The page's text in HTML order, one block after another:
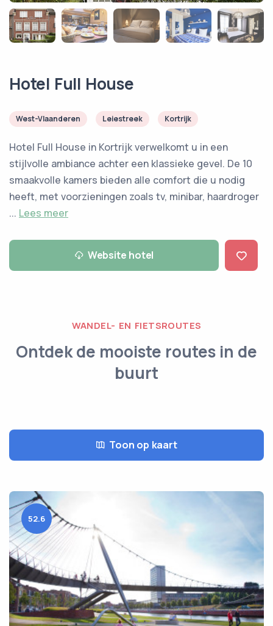
Hotel Full House
West-Vlaanderen Leiestreek Kortrijk
Hotel Full House in Kortrijk verwelkomt u in een
stijlvolle ambiance achter een klassieke gevel. De 10
smaakvolle kamers bieden alle comfort die u nodig
heeft, met voorzieningen zoals tv, minibar, haardroger
... Lees meer
Website hotel
WANDEL- EN FIETSROUTES
Ontdek de mooiste routes in de
buurt
Toon op kaart
52.6